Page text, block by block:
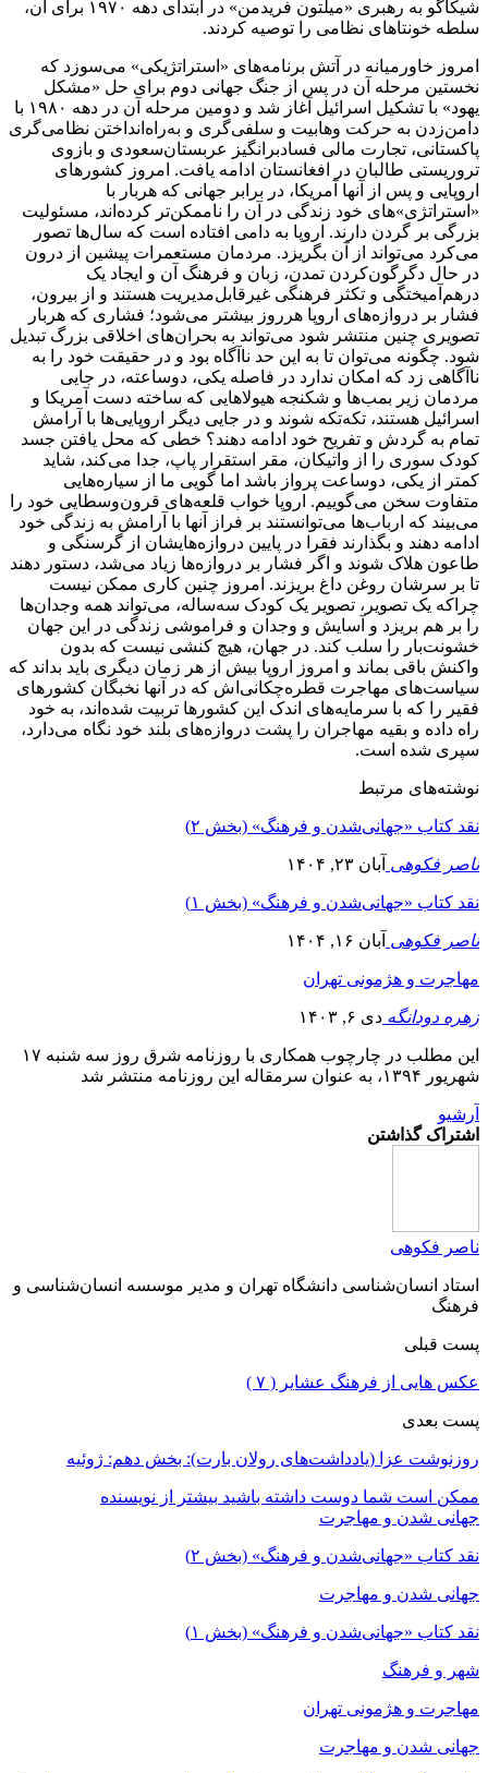
شیکاگو به رهبری «میلتون فریدمن» در ابتدای دهه ۱۹۷۰ برای آن،
سلطه خونتاهای نظامی را توصیه کردند.
امروز خاورمیانه در آتش برنامه‌های «استراتژیکی» می‌سوزد که
نخستین مرحله آن در پس از جنگ جهانی دوم برای حل «مشکل
یهود» با تشکیل اسرائیل آغاز شد و دومین مرحله آن در دهه ۱۹۸۰ با
دامن‌زدن به حرکت وهابیت و سلفی‌گری و به‌راه‌انداختن نظامی‌گری
پاکستانی، تجارت مالی فساد‌برانگیز عربستان‌سعودی و بازوی
تروریستی طالبان در افغانستان ادامه یافت. امروز کشورهای
اروپایی و پس از آنها آمریکا، در برابر جهانی که هربار با
«استراتژی»‌های خود زندگی در آن را ناممکن‌تر کرده‌اند، مسئولیت
بزرگی بر گردن دارند. اروپا به دامی افتاده است که سال‌ها تصور
می‌کرد می‌تواند از آن بگریزد. مردمان مستعمرات پیشین از درون
در حال دگرگون‌کردن تمدن، زبان و فرهنگ آن و ایجاد یک
درهم‌آمیختگی و تکثر فرهنگی غیرقابل‌مدیریت هستند و از بیرون،
فشار بر دروازه‌های اروپا هرروز بیشتر می‌شود؛ فشاری که هربار
تصویری چنین منتشر شود می‌تواند به بحران‌های اخلاقی بزرگ تبدیل
شود. چگونه می‌توان تا به این حد ناآگاه بود و در حقیقت خود را به
ناآگاهی زد که امکان ندارد در فاصله یکی، دوساعته، در جایی
مردمان زیر بمب‌ها و شکنجه هیولاهایی که ساخته دست آمریکا و
اسرائیل هستند، تکه‌تکه شوند و در جایی دیگر اروپایی‌ها با آرامش
تمام به گردش و تفریح خود ادامه دهند؟ خطی که محل یافتن جسد
کودک سوری را از واتیکان، مقر استقرار پاپ، جدا می‌کند، شاید
کمتر از یکی، دوساعت پرواز باشد اما گویی ما از سیاره‌هایی
متفاوت سخن می‌گوییم. اروپا خواب قلعه‌های قرون‌وسطایی خود را
می‌بیند که ارباب‌ها می‌توانستند بر فراز آنها با آرامش به زندگی خود
ادامه دهند و بگذارند فقرا در پایین دروازه‌هایشان از گرسنگی و
طاعون هلاک شوند و اگر فشار بر دروازه‌ها زیاد می‌شد، دستور دهند
تا بر سرشان روغن داغ بریزند. امروز چنین کاری ممکن نیست
چراکه یک تصویر، تصویر یک کودک سه‌ساله، می‌تواند همه وجدان‌ها
را بر هم بریزد و آسایش و وجدان و فراموشی زندگی در این جهان
خشونت‌بار را سلب کند. در جهان، هیچ کنشی نیست که بدون
واکنش باقی بماند و امروز اروپا بیش از هر زمان دیگری باید بداند که
سیاست‌های مهاجرت قطره‌چکانی‌اش که در آنها نخبگان کشورهای
فقیر را که با سرمایه‌های اندک این کشورها تربیت شده‌اند، به خود
راه داده و بقیه مهاجران را پشت دروازه‌های بلند خود نگاه می‌دارد،
سپری شده است.
نوشته‌های مرتبط
نقد کتاب «جهانی‌شدن و فرهنگ» (بخش ۲)
ناصر فکوهی آبان ۲۳, ۱۴۰۴
نقد کتاب «جهانی‌شدن و فرهنگ» (بخش ۱)
ناصر فکوهی آبان ۱۶, ۱۴۰۴
مهاجرت‌ و هژمونی تهران
زهره دودانگه دی ۶, ۱۴۰۳
این مطلب در چارچوب همکاری با روزنامه شرق روز سه شنبه ۱۷
شهریور ۱۳۹۴، به عنوان سرمقاله این روزنامه منتشر شد
آرشیو
اشتراک گذاشتن
ناصر فکوهی
استاد انسان‌شناسی دانشگاه تهران و مدیر موسسه انسان‌شناسی و
فرهنگ
پست قبلی
عکس هایی از فرهنگ عشایر ( ۷ )
پست بعدی
روزنوشت عزا (یادداشت‌های رولان بارت): بخش دهم: ژوئیه
ممکن است شما دوست داشته باشید بیشتر از نویسنده
جهانی شدن و مهاجرت
نقد کتاب «جهانی‌شدن و فرهنگ» (بخش ۲)
جهانی شدن و مهاجرت
نقد کتاب «جهانی‌شدن و فرهنگ» (بخش ۱)
شهر و فرهنگ
مهاجرت‌ و هژمونی تهران
جهانی شدن و مهاجرت